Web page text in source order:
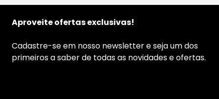
Aproveite ofertas exclusivas!
Cadastre-se em nosso newsletter e seja um dos
primeiros a saber de todas as novidades e ofertas.